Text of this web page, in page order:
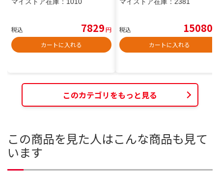
税込 7829円
カートに入れる
税込 15080
カートに入れる
このカテゴリをもっと見る
この商品を見た人はこんな商品も見て
います